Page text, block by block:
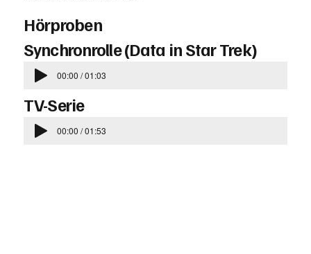
Hörproben
Synchronrolle (Data in Star Trek)
00:00 / 01:03
TV-Serie
00:00 / 01:53